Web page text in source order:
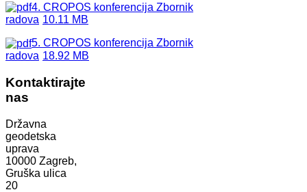
4. CROPOS konferencija Zbornik
radova 10.11 MB
5. CROPOS konferencija Zbornik
radova 18.92 MB
Kontaktirajte
nas
Državna
geodetska
uprava
10000 Zagreb,
Gruška ulica
20